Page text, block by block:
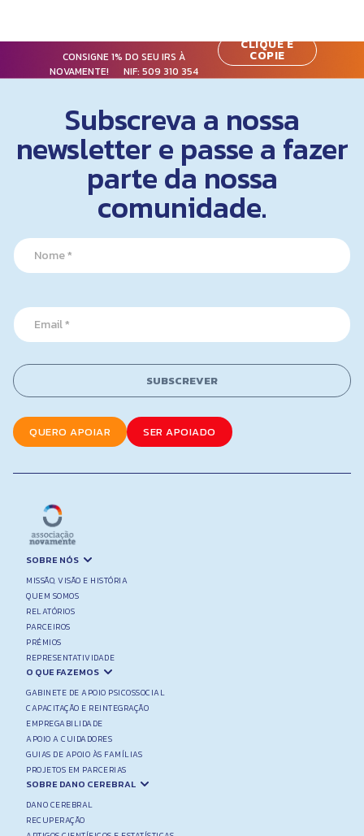
CONSIGNE 1% DO SEU IRS À
NOVAMENTE! NIF:509 310 354
CLIQUE E
COPIE
Subscreva a nossa
newsletter e passe a fazer
parte da nossa
comunidade.
N
a
m
*
m
a
l
*
E
a
i
E
m
a
l
*
SUBSCREVER
QUERO APOIAR SER APOIADO
SOBRE NÓS
MISSÃO, VISÃO E HISTÓRIA
QUEM SOMOS
RELATÓRIOS
PARCEIROS
PRÉMIOS
REPRESENTATIVIDADE
O QUE FAZEMOS
GABINETE DE APOIO PSICOSSOCIAL
CAPACITAÇÃO E REINTEGRAÇÃO
EMPREGABILIDADE
APOIO A CUIDADORES
GUIAS DE APOIO ÀS FAMÍLIAS
PROJETOS EM PARCERIAS
SOBRE DANO CEREBRAL
DANO CEREBRAL
RECUPERAÇÃO